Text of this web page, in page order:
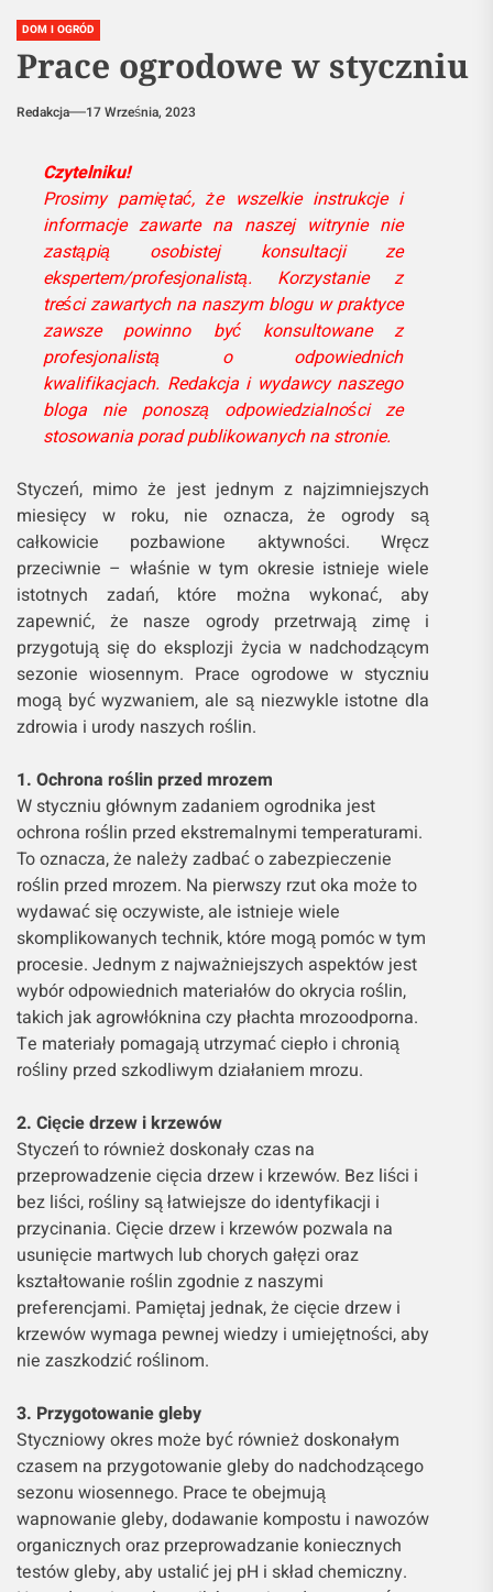
DOM I OGRÓD
Prace ogrodowe w styczniu
Redakcja 17 Września, 2023
Czytelniku!
Prosimy pamiętać, że wszelkie instrukcje i
informacje zawarte na naszej witrynie nie
zastąpią osobistej konsultacji ze
ekspertem/profesjonalistą. Korzystanie z
treści zawartych na naszym blogu w praktyce
zawsze powinno być konsultowane z
profesjonalistą o odpowiednich
kwalifikacjach. Redakcja i wydawcy naszego
bloga nie ponoszą odpowiedzialności ze
stosowania porad publikowanych na stronie.
Styczeń, mimo że jest jednym z najzimniejszych
miesięcy w roku, nie oznacza, że ogrody są
całkowicie pozbawione aktywności. Wręcz
przeciwnie – właśnie w tym okresie istnieje wiele
istotnych zadań, które można wykonać, aby
zapewnić, że nasze ogrody przetrwają zimę i
przygotują się do eksplozji życia w nadchodzącym
sezonie wiosennym. Prace ogrodowe w styczniu
mogą być wyzwaniem, ale są niezwykle istotne dla
zdrowia i urody naszych roślin.
1. Ochrona roślin przed mrozem
W styczniu głównym zadaniem ogrodnika jest
ochrona roślin przed ekstremalnymi temperaturami.
To oznacza, że należy zadbać o zabezpieczenie
roślin przed mrozem. Na pierwszy rzut oka może to
wydawać się oczywiste, ale istnieje wiele
skomplikowanych technik, które mogą pomóc w tym
procesie. Jednym z najważniejszych aspektów jest
wybór odpowiednich materiałów do okrycia roślin,
takich jak agrowłóknina czy płachta mrozoodporna.
Te materiały pomagają utrzymać ciepło i chronią
rośliny przed szkodliwym działaniem mrozu.
2. Cięcie drzew i krzewów
Styczeń to również doskonały czas na
przeprowadzenie cięcia drzew i krzewów. Bez liści i
bez liści, rośliny są łatwiejsze do identyfikacji i
przycinania. Cięcie drzew i krzewów pozwala na
usunięcie martwych lub chorych gałęzi oraz
kształtowanie roślin zgodnie z naszymi
preferencjami. Pamiętaj jednak, że cięcie drzew i
krzewów wymaga pewnej wiedzy i umiejętności, aby
nie zaszkodzić roślinom.
3. Przygotowanie gleby
Styczniowy okres może być również doskonałym
czasem na przygotowanie gleby do nadchodzącego
sezonu wiosennego. Prace te obejmują
wapnowanie gleby, dodawanie kompostu i nawozów
organicznych oraz przeprowadzanie koniecznych
testów gleby, aby ustalić jej pH i skład chemiczny.